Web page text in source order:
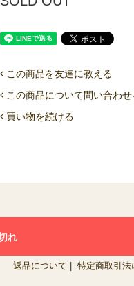
この商品を友達に教える
この商品について問い合わせ
買い物を続ける
返品について 特定商取引法